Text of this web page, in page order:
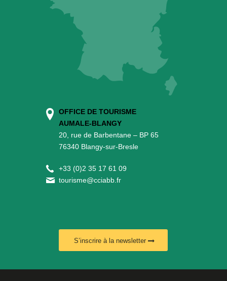
OFFICE DE TOURISME
AUMALE-BLANGY
20, rue de Barbentane – BP 65
76340 Blangy-sur-Bresle
+33 (0)2 35 17 61 09
tourisme@cciabb.fr
S’inscrire à la newsletter